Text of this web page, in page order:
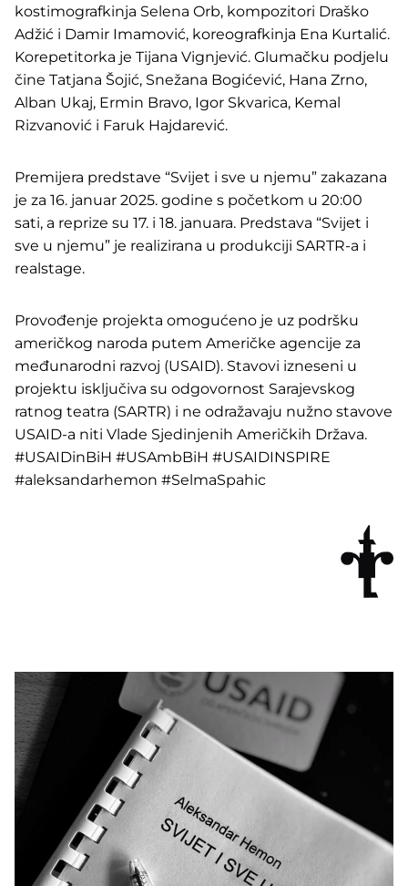
kostimografkinja Selena Orb, kompozitori Draško
Adžić i Damir Imamović, koreografkinja Ena Kurtalić.
Korepetitorka je Tijana Vignjević. Glumačku podjelu
čine Tatjana Šojić, Snežana Bogićević, Hana Zrno,
Alban Ukaj, Ermin Bravo, Igor Skvarica, Kemal
Rizvanović i Faruk Hajdarević.
Premijera predstave “Svijet i sve u njemu” zakazana
je za 16. januar 2025. godine s početkom u 20:00
sati, a reprize su 17. i 18. januara. Predstava “Svijet i
sve u njemu” je realizirana u produkciji SARTR-a i
realstage.
Provođenje projekta omogućeno je uz podršku
američkog naroda putem Američke agencije za
međunarodni razvoj (USAID). Stavovi izneseni u
projektu isključiva su odgovornost Sarajevskog
ratnog teatra (SARTR) i ne odražavaju nužno stavove
USAID-a niti Vlade Sjedinjenih Američkih Država.
#USAIDinBiH #USAmbBiH #USAIDINSPIRE
#aleksandarhemon #SelmaSpahic